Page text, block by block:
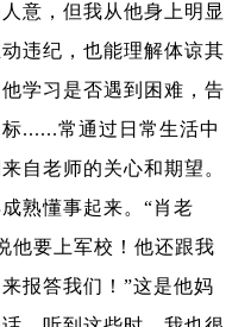
意，但我从他身上明显
违纪，也能理解体谅其
学习是否遇到困难，告
......常通过日常生活中
自老师的关心和期望。
熟懂事起来。“肖老
他要上军校！他还跟我
报答我们！”这是他妈